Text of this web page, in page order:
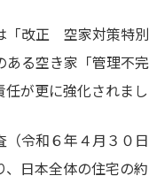
「改正 空家対策特
ある空き家「管理
が更に強化されまし
令和６年４月３０
日本全体の住宅の